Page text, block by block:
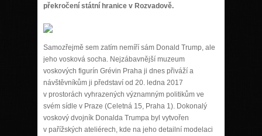
překročení státní hranice v Rozvadově.
Samozřejmě sem zatím nemíří sám Donald Trump, ale
jeho vosková socha. Nejzábavnější muzeum
voskových figurín Grévin Praha ji dnes přiváží a
návštěvníkům ji představí od 20. ledna 2017
v prostorách vyhrazených významným politikům ve
svém sídle v Praze (Celetná 15, Praha 1). Dokonalý
voskový dvojník Donalda Trumpa byl vytvořen
v pařížských ateliérech, kde na jeho detailní modelaci